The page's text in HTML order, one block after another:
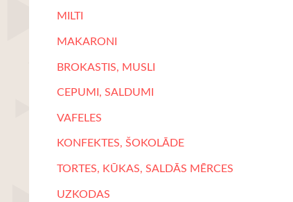
MILTI
MAKARONI
BROKASTIS, MUSLI
CEPUMI, SALDUMI
VAFELES
KONFEKTES, ŠOKOLĀDE
TORTES, KŪKAS, SALDĀS MĒRCES
UZKODAS